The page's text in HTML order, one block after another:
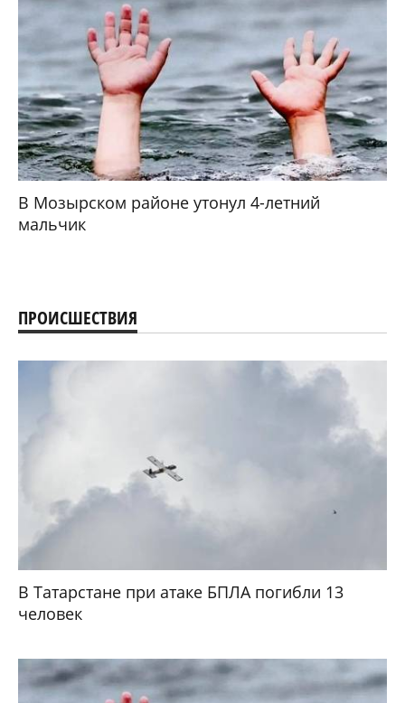
В Мозырском районе утонул 4-летний
мальчик
ПРОИСШЕСТВИЯ
В Татарстане при атаке БПЛА погибли 13
человек